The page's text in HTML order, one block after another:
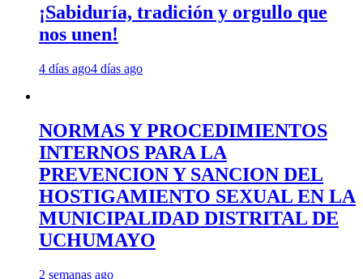
¡Sabiduría, tradición y orgullo que
nos unen!
4 días ago4 días ago
NORMAS Y PROCEDIMIENTOS
INTERNOS PARA LA
PREVENCION Y SANCION DEL
HOSTIGAMIENTO SEXUAL EN LA
MUNICIPALIDAD DISTRITAL DE
UCHUMAYO
2 semanas ago